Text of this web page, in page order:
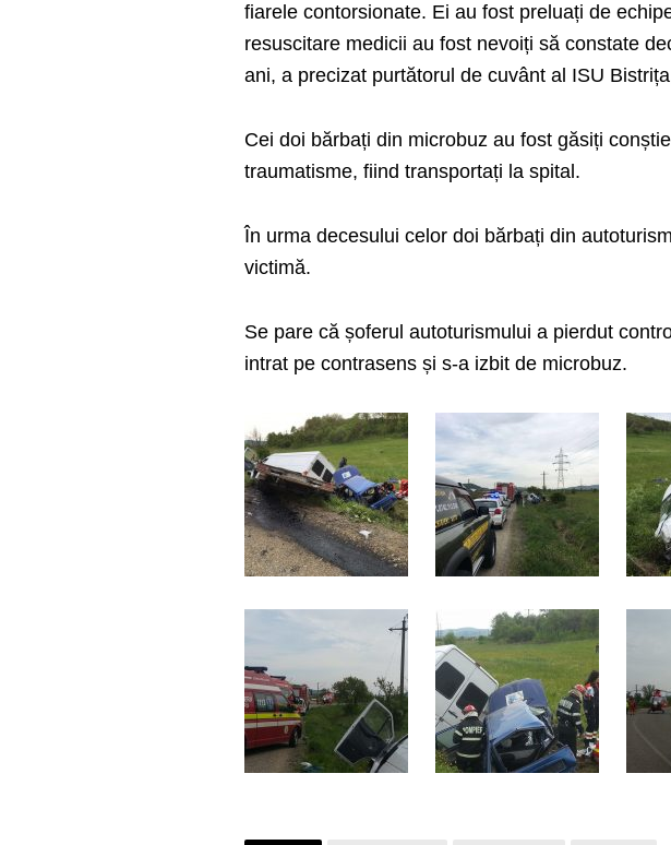
fiarele contorsionate. Ei au fost preluați de
resuscitare medicii au fost nevoiți să constate
ani, a precizat purtătorul de cuvânt al ISU
Cei doi bărbați din microbuz au fost găsiți
traumatisme, fiind transportați la spital.
În urma decesului celor doi bărbați din
victimă.
Se pare că șoferul autoturismului a pierdut
intrat pe contrasens și s-a izbit de microbuz.